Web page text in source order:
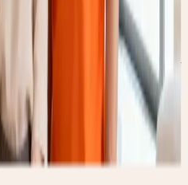
。爱君家政所有品牌运营与特许
规：
功注册（注册号：5770980）
案公告（备案号：